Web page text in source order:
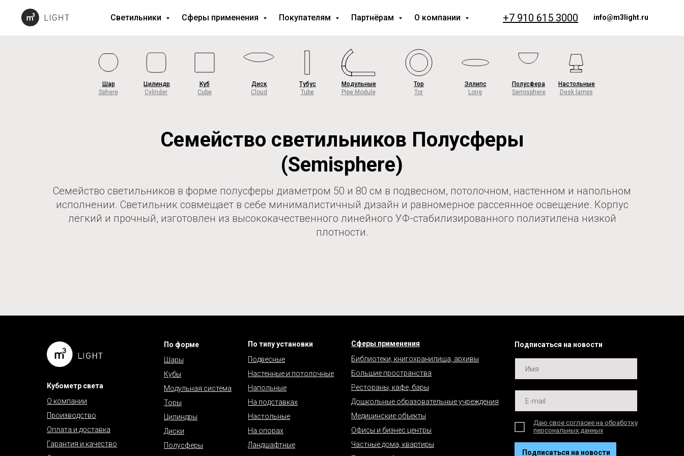
Светильники Сферы применения Покупателям Партнёрам О компании +7 910 615 3000 info@m3light.ru
Cloud Tor Long Semisphere
Cylinder
Sphere
Шар
Desk lamps
Pipe Module
Cube
Цилиндр Куб Диск Тубус Настольные
Полусфера
Эллипс
Тор
Модульные
Tube
Семейство светильников Полусферы
(Semisphere)
Семейство светильников в форме полусферы диаметром 50 и 80 см в подвесном, потолочном, настенном и напольном
исполнении. Светильник совмещает в себе минималистичный дизайн и равномерное рассеянное освещение. Корпус
лёгкий и прочный, изготовлен из высококачественного линейного УФ-стабилизированного полиэтилена низкой
плотности.
По форме
Шары
Кубы
Модульная система
Торы
Цилиндры
Диски
Полусферы
По типу установки
Подвесные
Настенные и потолочные
Напольные
На подставках
Настольные
На опорах
Ландшафтные
Сферы применения
Библиотеки, книгохранилища, архивы
Большие пространства
Рестораны, кафе, бары
Дошкольные образовательные учреждения
Медицинские объекты
Офисы и бизнес центры
Частные дома, квартиры
О компании
Производство
Оплата и доставка
Гарантия и качество
Кубометр света
Подписаться на новости
Подписаться на новости
Даю свое согласие на обработку
персональных данных